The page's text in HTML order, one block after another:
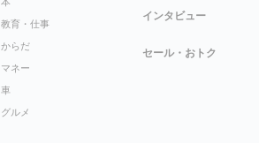
教育・仕事
からだ
マネー
車
グルメ
インタビュー
セール・おトク